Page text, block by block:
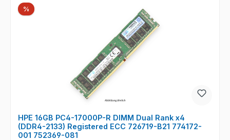
%Rabatt
HPE 16GB PC4-17000P-R DIMM Dual Rank x4
(DDR4-2133) Registered ECC 726719-B21 774172-
001 752369-081